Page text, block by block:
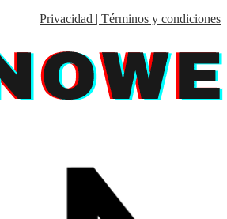
Privacidad | Términos y condiciones